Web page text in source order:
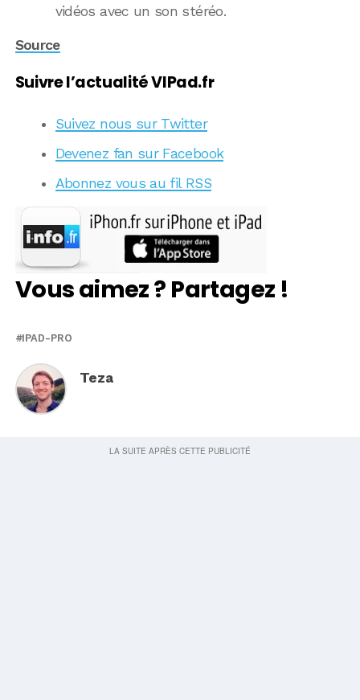
vidéos avec un son stéréo.
Source
Suivre l’actualité VIPad.fr
Suivez nous sur Twitter
Devenez fan sur Facebook
Abonnez vous au fil RSS
Vous aimez ? Partagez !
IPAD-PRO
Teza